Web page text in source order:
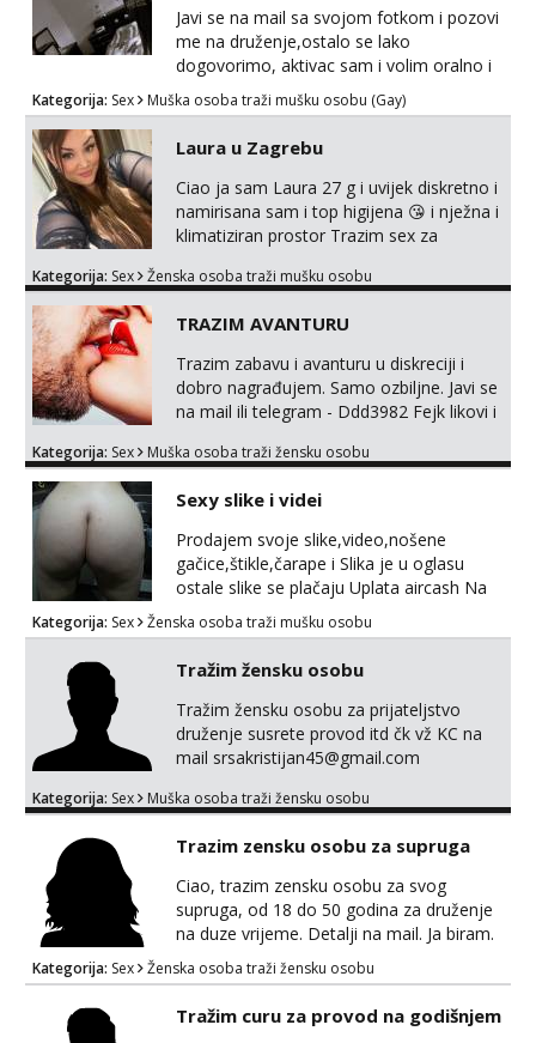
Javi se na mail sa svojom fotkom i pozovi
me na druženje,ostalo se lako
dogovorimo, aktivac sam i volim oralno i
analno, pa slobodno navedi što te pali ;)
Kategorija: Sex Muška osoba traži mušku osobu (Gay)
Laura u Zagrebu
Ciao ja sam Laura 27 g i uvijek diskretno i
namirisana sam i top higijena 😘 i nježna i
klimatiziran prostor Trazim sex za
gutanje sperme Erotsko rublje imam
Iskljucivo neradim analni !!! I neljubim se
Whatsapp +385 91 9241 921
Kategorija: Sex Ženska osoba traži mušku osobu
TRAZIM AVANTURU
Trazim zabavu i avanturu u diskreciji i
dobro nagrađujem. Samo ozbiljne. Javi se
na mail ili telegram - Ddd3982 Fejk likovi i
Kategorija: Sex Muška osoba traži žensku osobu
Sexy slike i videi
Prodajem svoje slike,video,nošene
gačice,štikle,čarape i Slika je u oglasu
ostale slike se plačaju Uplata aircash Na
poziv ne odgovaram Javite se na whatsapp
ili telegram samo 0989103797 Pusa
Kategorija: Sex Ženska osoba traži mušku osobu
Tražim žensku osobu
Tražim žensku osobu za prijateljstvo
druženje susrete provod itd čk vž KC na
mail srsakristijan45@gmail.com
Kategorija: Sex Muška osoba traži žensku osobu
Trazim zensku osobu za supruga
Ciao, trazim zensku osobu za svog
supruga, od 18 do 50 godina za druženje
na duze vrijeme. Detalji na mail. Ja biram.
Lp
Kategorija: Sex Ženska osoba traži žensku osobu
Tražim curu za provod na godišnjem